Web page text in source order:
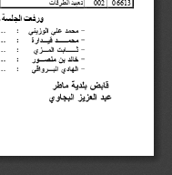
ورفعت الجلسة حوالي الساعة